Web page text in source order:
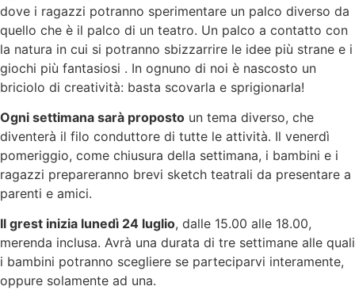
dove i ragazzi potranno sperimentare un palco diverso da
quello che è il palco di un teatro. Un palco a contatto con
la natura in cui si potranno sbizzarrire le idee più strane e i
giochi più fantasiosi . In ognuno di noi è nascosto un
briciolo di creatività: basta scovarla e sprigionarla!
Ogni settimana sarà proposto un tema diverso, che
diventerà il filo conduttore di tutte le attività. Il venerdì
pomeriggio, come chiusura della settimana, i bambini e i
ragazzi prepareranno brevi sketch teatrali da presentare a
parenti e amici.
Il grest inizia lunedì 24 luglio, dalle 15.00 alle 18.00,
merenda inclusa. Avrà una durata di tre settimane alle quali
i bambini potranno scegliere se parteciparvi interamente,
oppure solamente ad una.